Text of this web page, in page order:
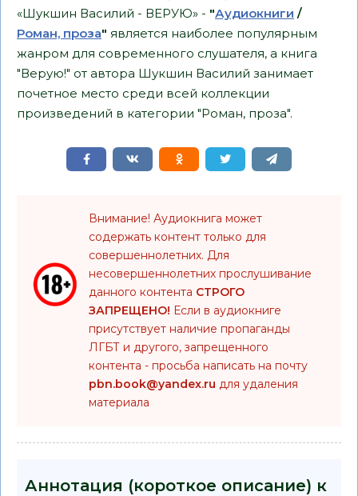
«Шукшин Василий - ВЕРУЮ» - "Аудиокниги /
Роман, проза" является наиболее популярным
жанром для современного слушателя, а книга
"Верую!" от автора Шукшин Василий занимает
почетное место среди всей коллекции
произведений в категории "Роман, проза".
Внимание! Аудиокнига может
содержать контент только для
совершеннолетних. Для
несовершеннолетних прослушивание
данного контента СТРОГО
ЗАПРЕЩЕНО! Если в аудиокниге
присутствует наличие пропаганды
ЛГБТ и другого, запрещенного
контента - просьба написать на почту
pbn.book@yandex.ru для удаления
материала
Аннотация (короткое описание) к